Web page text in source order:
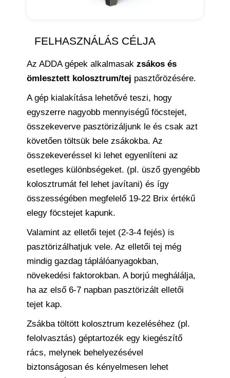
FELHASZNÁLÁS CÉLJA
Az ADDA gépek alkalmasakzsákos és
ömlesztett kolosztrum/tej pasztőrözésére.
A gép kialakítása lehetővé teszi, hogy
egyszerre nagyobb mennyiségű föcstejet,
összekeverve pasztörizáljunk le és csak azt
követően töltsük bele zsákokba. Az
összekeveréssel ki lehet egyenlíteni az
esetleges különbségeket. (pl. üsző gyengébb
kolosztrumát fel lehet javítani) és így
összességében megfelelő 19-22 Brix értékű
elegy föcstejet kapunk.
Valamint az elletői tejet (2-3-4 fejés) is
pasztörizálhatjuk vele. Az elletői tej még
mindig gazdag táplálóanyagokban,
növekedési faktorokban. A borjú meghálálja,
ha az első 6-7 napban pasztörizált elletői
tejet kap.
Zsákba töltött kolosztrum kezeléséhez (pl.
felolvasztás) géptartozék egy kiegészítő
rács, melynek behelyezésével
biztonságosan és kényelmesen lehet